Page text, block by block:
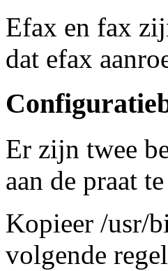
Efax en fax
dat efax
Er zijn twee
aan de praat
Kopieer /usr/
volgende